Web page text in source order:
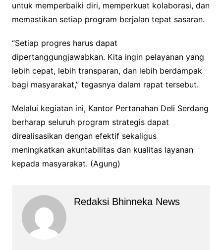
untuk memperbaiki diri, memperkuat kolaborasi, dan
memastikan setiap program berjalan tepat sasaran.
“Setiap progres harus dapat
dipertanggungjawabkan. Kita ingin pelayanan yang
lebih cepat, lebih transparan, dan lebih berdampak
bagi masyarakat,” tegasnya dalam rapat tersebut.
Melalui kegiatan ini, Kantor Pertanahan Deli Serdang
berharap seluruh program strategis dapat
direalisasikan dengan efektif sekaligus
meningkatkan akuntabilitas dan kualitas layanan
kepada masyarakat. (Agung)
Redaksi Bhinneka News